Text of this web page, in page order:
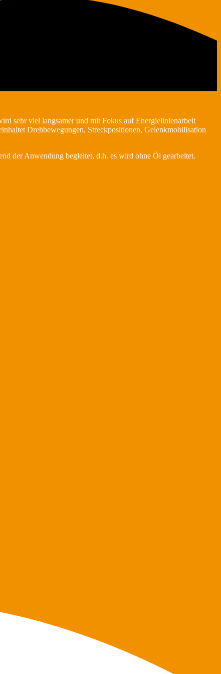
sehr viel langsamer und mit Fokus auf Energielinienarbeit
Drehbewegungen, Streckpositionen, Gelenkmobilisation
der Anwendung begleitet, d.h. es wird ohne Öl gearbeitet.